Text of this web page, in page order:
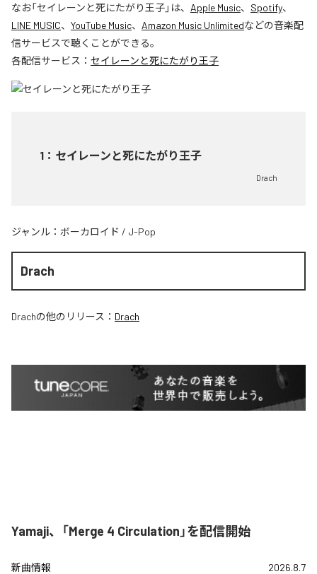
なお「セイレーンと死にたがり王子」は、 Apple Music、 Spotify、
LINE MUSIC、 YouTube Music、 Amazon Music Unlimitedなどの音楽配
信サービスで聴くことができる。
各配信サービス： セイレーンと死にたがり王子
1 ： セイレーンと死にたがり王子
Drach
ジャンル： ボーカロイド / J-Pop
Drach
Drachの他のリリース： Drach
Yamaji、「Merge 4 Circulation」を配信開始
新曲情報 2026.8.7